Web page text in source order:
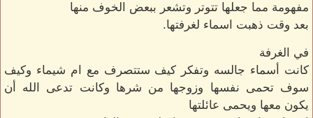
مفهومة مما جعلها تتوتر وتشعر ببعض الخوف منها
بعد وقت ذهبت اسماء لغرفتها.
في الغرفة
كانت أسماء جالسه وتفكر كيف ستتصرف مع ام شيماء وكيف
سوف تحمى نفسها وزوجها من شرها وكانت تدعى الله أن
يكون معها ويحمى عائلتها